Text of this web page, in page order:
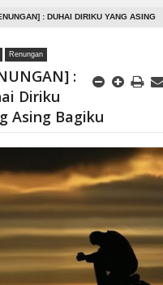
: DUHAI DIRIKU YANG ASING
Renungan
:
Diriku
Asing Bagiku